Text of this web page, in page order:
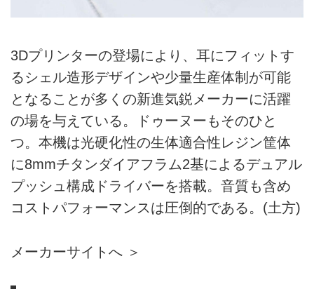
3Dプリンターの登場により、耳にフィットす
るシェル造形デザインや少量生産体制が可能
となることが多くの新進気鋭メーカーに活躍
の場を与えている。ドゥーヌーもそのひと
つ。本機は光硬化性の生体適合性レジン筐体
に8mmチタンダイアフラム2基によるデュアル
プッシュ構成ドライバーを搭載。音質も含め
コストパフォーマンスは圧倒的である。(土方)
メーカーサイトへ ＞